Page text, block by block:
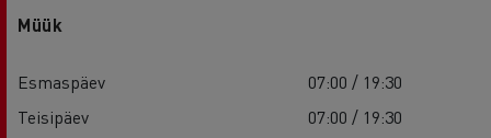
Müük
Esmaspäev
07:00 / 19:30
Teisipäev
07:00 / 19:30